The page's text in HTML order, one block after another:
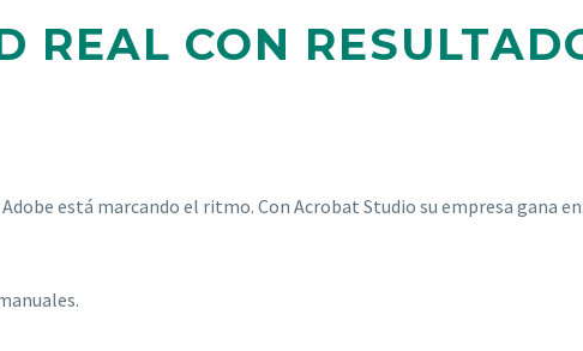
REAL CON
está marcando el ritmo. Con Acrobat Studio su empresa gana